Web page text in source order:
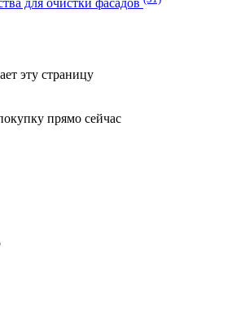
для очистки фасадов
эту страницу
прямо сейчас